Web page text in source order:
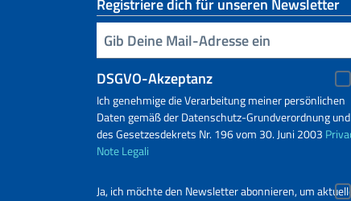
Registriere dich für unseren Newsletter
Geben Sie Ihre E-Mail ein
DSGVO-Akzeptanz
Ich genehmige die Verarbeitung meiner persönlichen
Daten gemäß der Datenschutz-Grundverordnung und
des Gesetzesdekrets Nr. 196 vom 30. Juni 2003
Note Legali
Ja, ich möchte den Newsletter abonnieren, um